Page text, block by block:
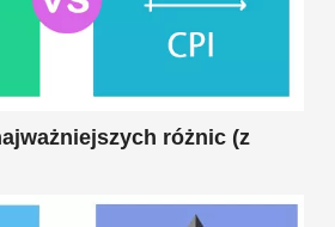
różnic (z